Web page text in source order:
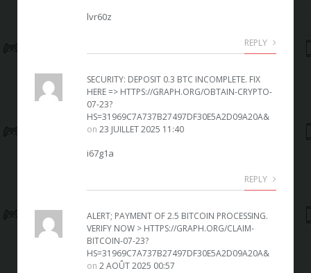
lvr60z
REPLY
SECURITY: DEPOSIT 0.3 BTC INCOMPLETE. FIX
HERE => HTTPS://GRAPH.ORG/OBTAIN-CRYPTO-
07-23?
HS=31969C7A737B27497DF30E5A2D09A20A&
on 23 JUILLET 2025 11:40
i67g1a
REPLY
ALERT; PAYMENT OF 2.5 BITCOIN PROCESSING.
VERIFY NOW > HTTPS://GRAPH.ORG/CLAIM-
BITCOIN-07-23?
HS=31969C7A737B27497DF30E5A2D09A20A&
on 2 AOÛT 2025 00:57